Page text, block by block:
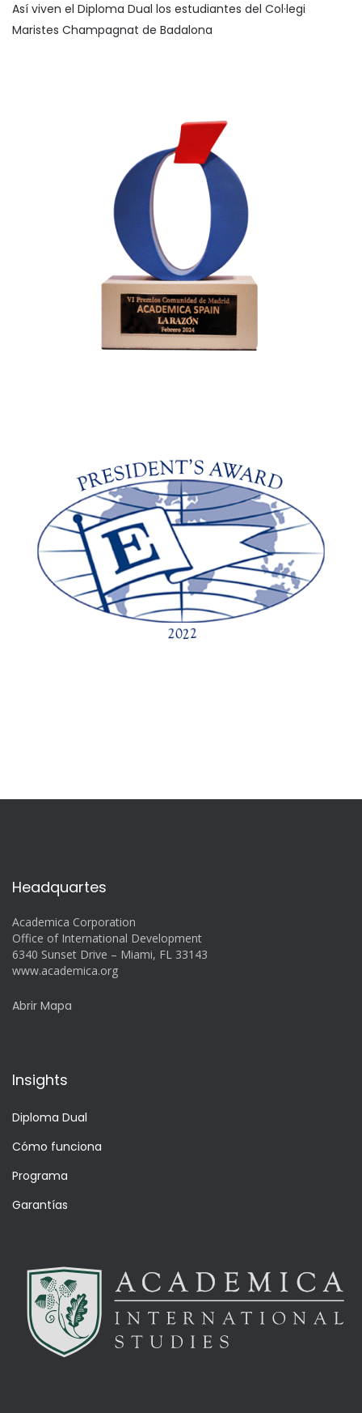
Así viven el Diploma Dual los estudiantes del Col·legi
Maristes Champagnat de Badalona
Headquartes
Academica Corporation
Office of International Development
6340 Sunset Drive – Miami, FL 33143
www.academica.org
Abrir Mapa
Insights
Diploma Dual
Cómo funciona
Programa
Garantías